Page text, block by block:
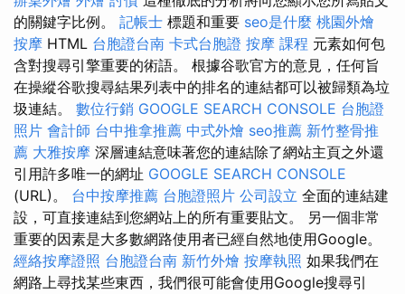
的關鍵字比例。 記帳士 標題和重要 seo是什麼 桃園外燴
按摩 HTML 台胞證台南 卡式台胞證 按摩 課程 元素如何包
含對搜尋引擎重要的術語。 根據谷歌官方的意見，任何旨
在操縱谷歌搜尋結果列表中的排名的連結都可以被歸類為垃
圾連結。 數位行銷 GOOGLE SEARCH CONSOLE 台胞證
照片 會計師 台中推拿推薦 中式外燴 seo推薦 新竹整骨推
薦 大雅按摩 深層連結意味著您的連結除了網站主頁之外還
引用許多唯一的網址 GOOGLE SEARCH CONSOLE
(URL)。 台中按摩推薦 台胞證照片 公司設立 全面的連結建
設，可直接連結到您網站上的所有重要貼文。 另一個非常
重要的因素是大多數網路使用者已經自然地使用Google。
經絡按摩證照 台胞證台南 新竹外燴 按摩執照 如果我們在
網路上尋找某些東西，我們很可能會使用Google搜尋引